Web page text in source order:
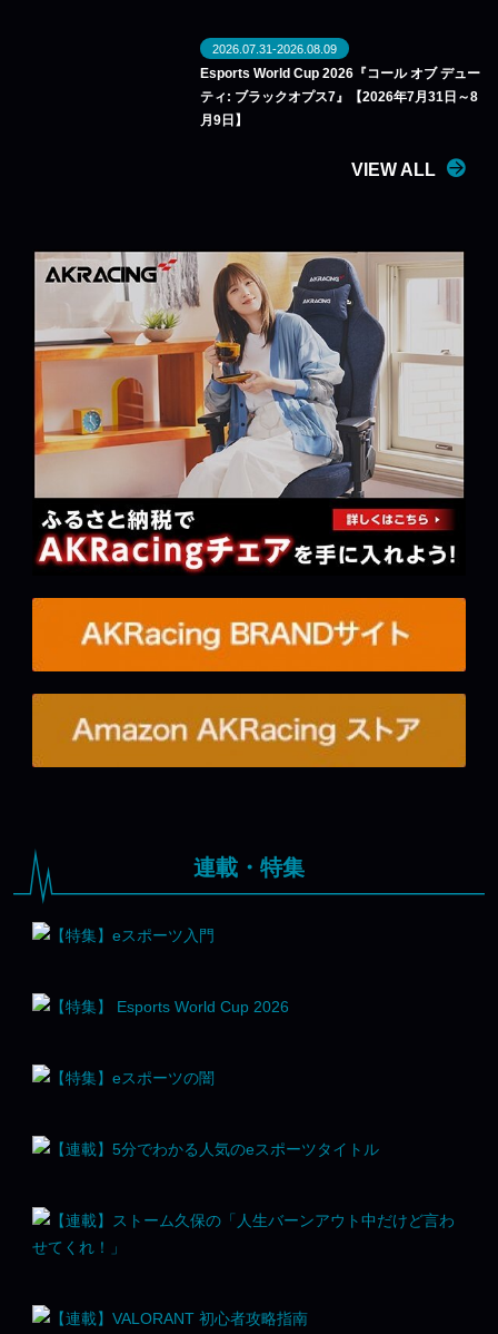
2026.07.31-2026.08.09
Esports World Cup 2026『コール オブ デュー
ティ: ブラックオプス7』【2026年7月31日～8
月9日】
VIEW ALL
連載・特集